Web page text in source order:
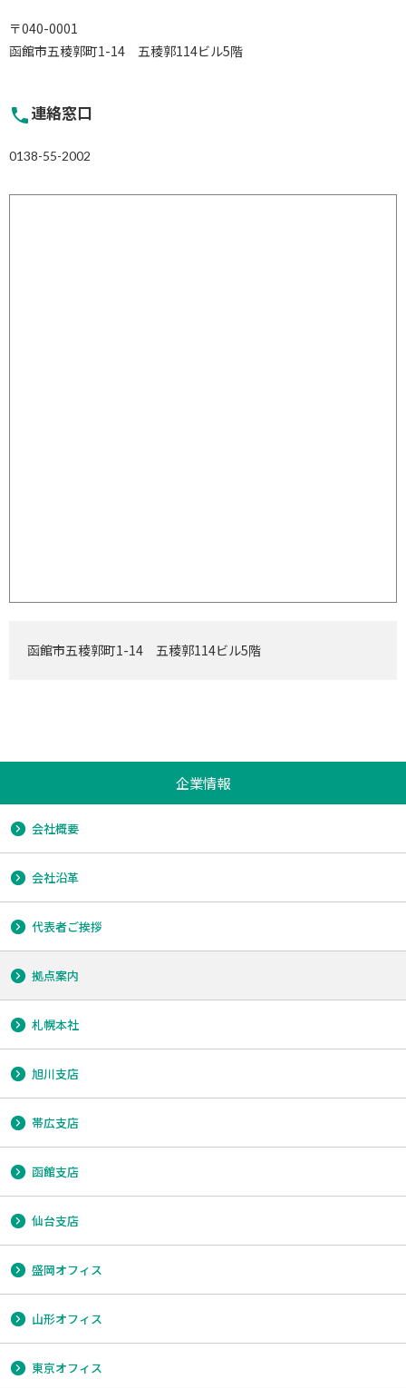
〒040-0001
函館市五稜郭町1-14 五稜郭114ビル5階
phone連絡窓口
0138-55-2002
函館市五稜郭町1-14 五稜郭114ビル5階
企業情報
会社概要
会社沿革
代表者ご挨拶
拠点案内
札幌本社
旭川支店
帯広支店
函館支店
仙台支店
盛岡オフィス
山形オフィス
東京オフィス